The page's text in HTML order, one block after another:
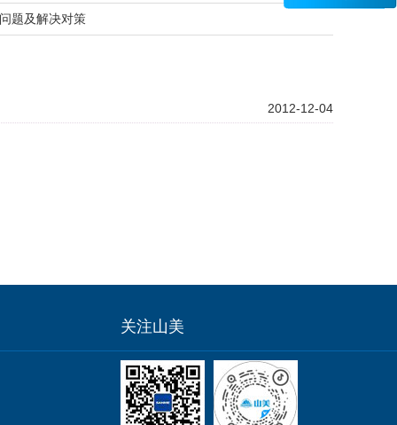
题及解决对策
2012-12-04
关注山美